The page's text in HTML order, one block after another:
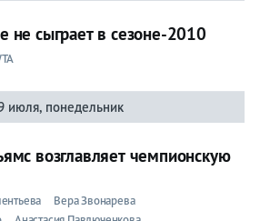
не сыграет в сезоне-2010
июля, понедельник
возглавляет чемпионскую
Вера Звонарева